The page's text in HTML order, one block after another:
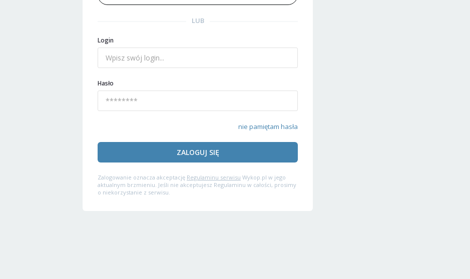
LUB
Login
Hasło
nie pamiętam hasła
ZALOGUJ SIĘ
Zalogowanie oznacza akceptację Regulaminu serwisu Wykop.pl w jego
aktualnym brzmieniu. Jeśli nie akceptujesz Regulaminu w całości, prosimy
o niekorzystanie z serwisu.